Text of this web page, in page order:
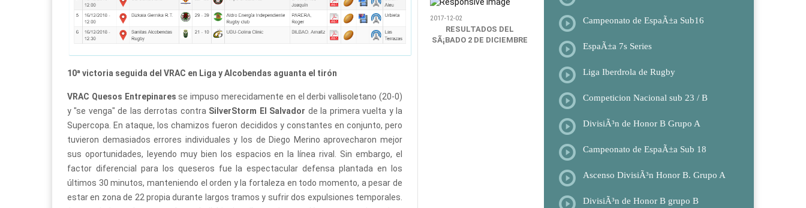
10ª victoria seguida del VRAC en Liga y Alcobendas aguanta el tirón
VRAC Quesos Entrepinares se impuso merecidamente en el derbi vallisoletano (20-0)
y "se venga" de las derrotas contra SilverStorm El Salvador de la primera vuelta y la
Supercopa. En ataque, los chamizos fueron decididos y constantes en conjunto, pero
tuvieron demasiados errores individuales y los de Diego Merino aprovecharon mejor
sus oportunidades, leyendo muy bien los espacios en la línea rival. Sin embargo, el
factor diferencial para los queseros fue la espectacular defensa plantada en los
últimos 30 minutos, manteniendo el orden y la fortaleza en todo momento, a pesar de
estar en zona de 22 propia durante largos tramos y sufrir dos expulsiones temporales.
2017-12-02
RESULTADOS DEL
SÃ¡BADO 2 DE DICIEMBRE
Campeonato de EspaÃ±a Sub16
EspaÃ±a 7s Series
Liga Iberdrola de Rugby
Competicion Nacional sub 23 / B
DivisiÃ³n de Honor B Grupo A
Campeonato de EspaÃ±a Sub 18
Ascenso DivisiÃ³n Honor B. Grupo A
DivisiÃ³n de Honor B grupo B